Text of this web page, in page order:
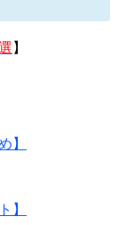
】
】
】